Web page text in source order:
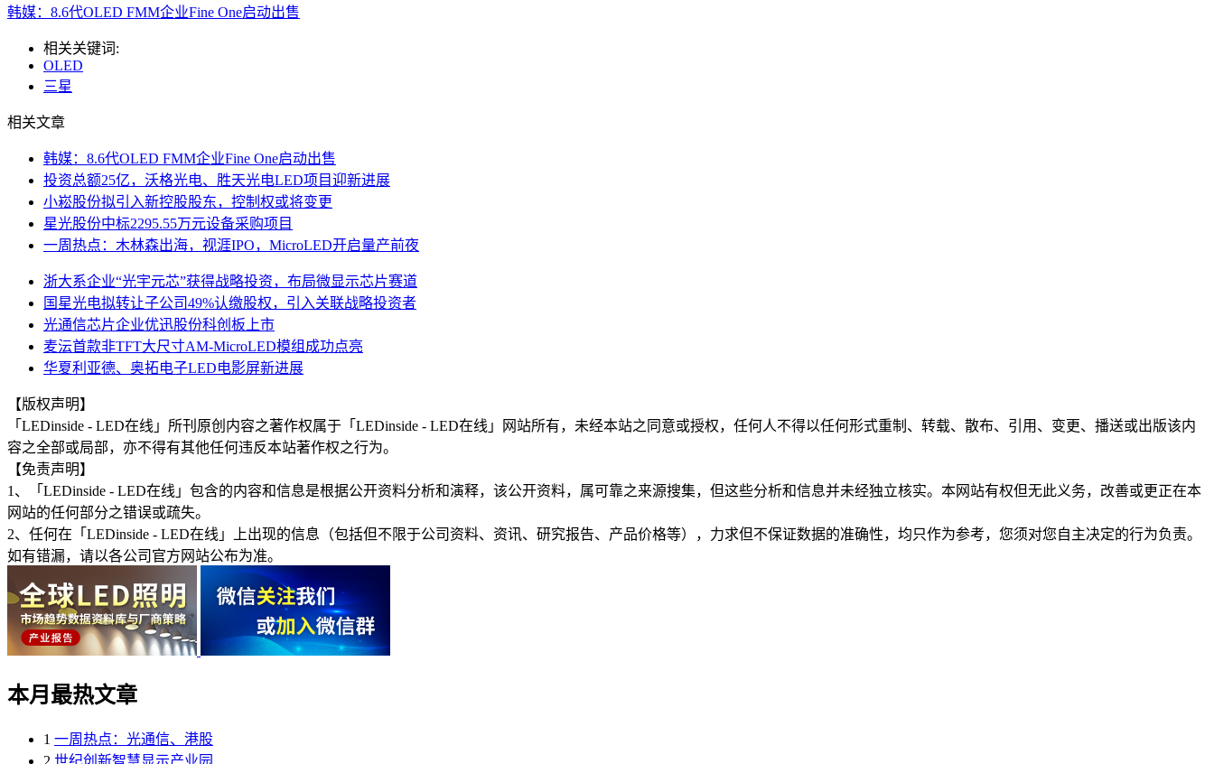
韩媒：8.6代OLED FMM企业Fine One启动出售
相关关键词:
OLED
三星
相关文章
韩媒：8.6代OLED FMM企业Fine One启动出售
投资总额25亿，沃格光电、胜天光电LED项目迎新进展
小崧股份拟引入新控股股东，控制权或将变更
星光股份中标2295.55万元设备采购项目
一周热点：木林森出海，视涯IPO，MicroLED开启量产前夜
浙大系企业“光宇元芯”获得战略投资，布局微显示芯片赛道
国星光电拟转让子公司49%认缴股权，引入关联战略投资者
光通信芯片企业优迅股份科创板上市
麦沄首款非TFT大尺寸AM-MicroLED模组成功点亮
华夏利亚德、奥拓电子LED电影屏新进展
【版权声明】
「LEDinside - LED在线」所刊原创内容之著作权属于「LEDinside - LED在线」网站所有，未经本站之同意或授权，任何人不得以任何形式重制、转载、散布、引用、变更、播送或出版该内
容之全部或局部，亦不得有其他任何违反本站著作权之行为。
【免责声明】
1、「LEDinside - LED在线」包含的内容和信息是根据公开资料分析和演释，该公开资料，属可靠之来源搜集，但这些分析和信息并未经独立核实。本网站有权但无此义务，改善或更正在本
网站的任何部分之错误或疏失。
2、任何在「LEDinside - LED在线」上出现的信息（包括但不限于公司资料、资讯、研究报告、产品价格等），力求但不保证数据的准确性，均只作为参考，您须对您自主决定的行为负责。
如有错漏，请以各公司官方网站公布为准。
本月最热文章
1 一周热点：光通信、港股
2 世纪创新智慧显示产业园